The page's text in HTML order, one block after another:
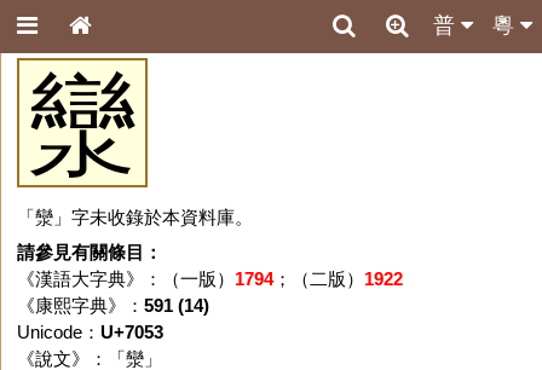
粵
普
灓
「灓」字未收錄於本資料庫。
請參見有關條目：
《漢語大字典》：（一版） 1794；（二版） 1922
《康熙字典》： 591 (14)
Unicode： U+7053
《說文》：「 灓」